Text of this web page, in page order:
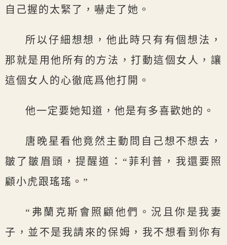
自己握的太緊了，嚇走了她。
所以仔細想想，他此時只有有個想法，
那就是用他所有的方法，打動這個女人，讓
這個女人的心徹底爲他打開。
他一定要她知道，他是有多喜歡她的。
唐晚星看他竟然主動問自己想不想去，
皺了皺眉頭，提醒道：“菲利普，我還要照
顧小虎跟瑤瑤。”
“弗蘭克斯會照顧他們。況且你是我妻
子，並不是我請來的保姆，我不想看到你有